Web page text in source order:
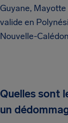
Guyane, Mayotte
valide en
Nouvelle-
Quelles sont
un